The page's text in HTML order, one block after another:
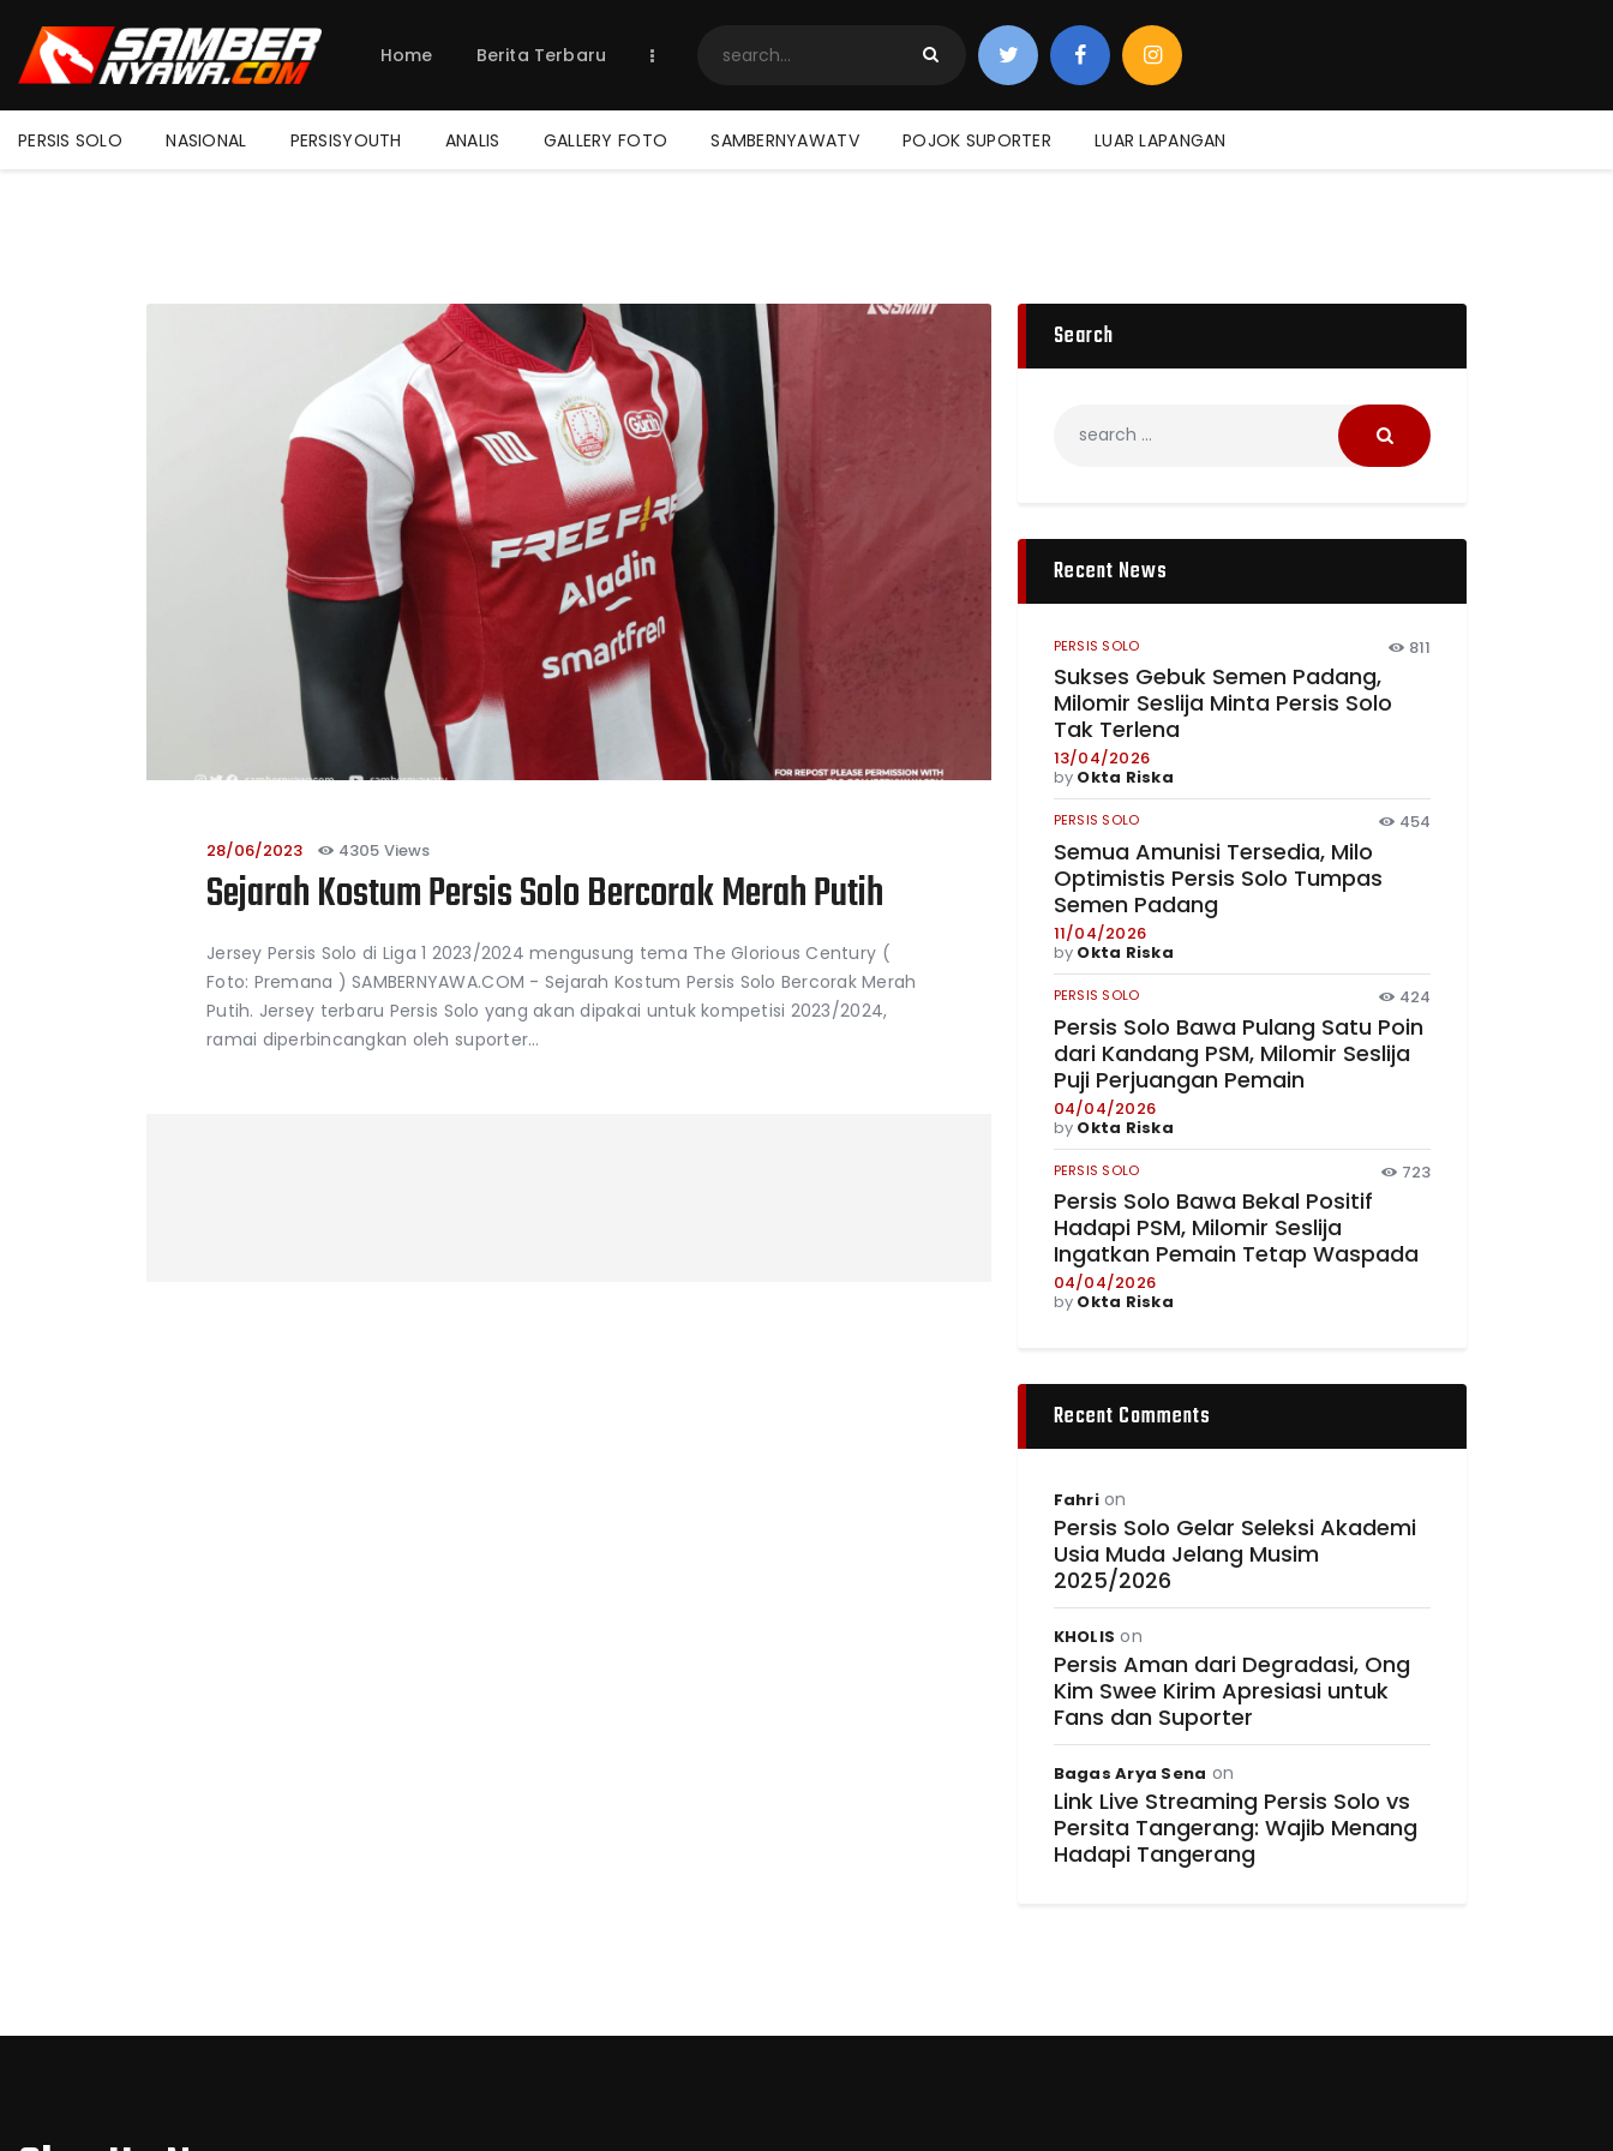
Home Berita Terbaru
PERSIS SOLO NASIONAL PERSISYOUTH ANALIS GALLERY FOTO SAMBERNYAWATV POJOK SUPORTER LUAR LAPANGAN
Berita Terbaru
Jadwal & Hasil
Klasemen
28/06/2023 4305 Views
Sejarah Kostum Persis Solo Bercorak Merah Putih
Jersey Persis Solo di Liga 1 2023/2024 mengusung tema The Glorious Century (
Foto: Premana ) SAMBERNYAWA.COM - Sejarah Kostum Persis Solo Bercorak Merah
Putih. Jersey terbaru Persis Solo yang akan dipakai untuk kompetisi 2023/2024,
ramai diperbincangkan oleh suporter…
Search
Recent News
PERSIS SOLO 811
Sukses Gebuk Semen Padang,
Milomir Seslija Minta Persis Solo
Tak Terlena
13/04/2026
by Okta Riska
PERSIS SOLO 454
Semua Amunisi Tersedia, Milo
Optimistis Persis Solo Tumpas
Semen Padang
11/04/2026
by Okta Riska
PERSIS SOLO 424
Persis Solo Bawa Pulang Satu Poin
dari Kandang PSM, Milomir Seslija
Puji Perjuangan Pemain
04/04/2026
by Okta Riska
PERSIS SOLO 723
Persis Solo Bawa Bekal Positif
Hadapi PSM, Milomir Seslija
Ingatkan Pemain Tetap Waspada
04/04/2026
by Okta Riska
Recent Comments
Fahrion
Persis Solo Gelar Seleksi Akademi
Usia Muda Jelang Musim
2025/2026
KHOLIS on
Persis Aman dari Degradasi, Ong
Kim Swee Kirim Apresiasi untuk
Fans dan Suporter
Bagas Arya Sena on
Link Live Streaming Persis Solo vs
Persita Tangerang: Wajib Menang
Hadapi Tangerang